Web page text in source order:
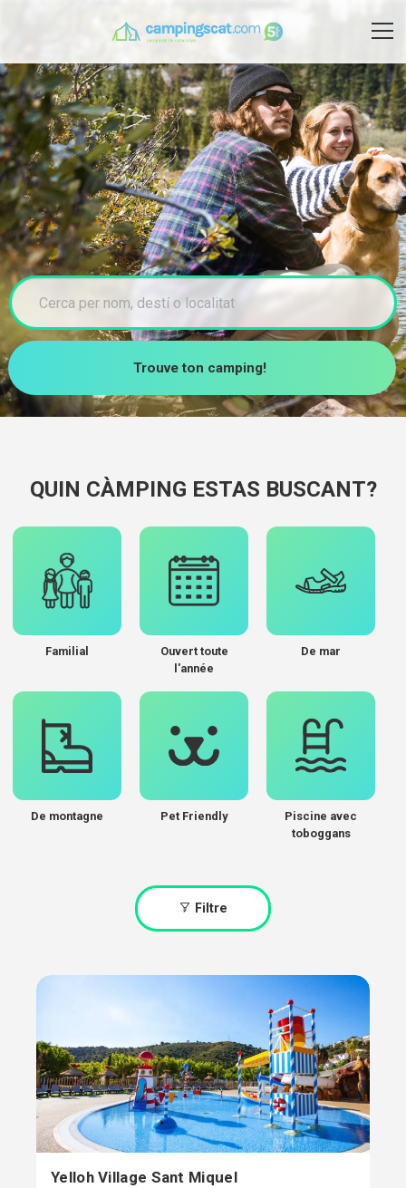
Trouve ton camping!
QUIN CÀMPING ESTAS BUSCANT?
Familial
Ouvert toute
l'année
De mar
De montagne Pet Friendly
Piscine avec
toboggans
Filtre
Yelloh Village Sant Miquel